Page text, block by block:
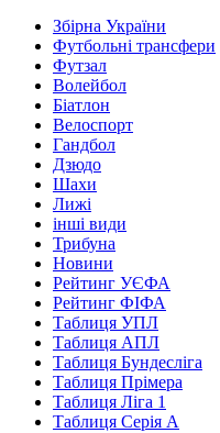
Збірна України
Футбольні трансфери
Футзал
Волейбол
Біатлон
Велоспорт
Гандбол
Дзюдо
Шахи
Лижі
інші види
Трибуна
Новини
Рейтинг УЄФА
Рейтинг ФІФА
Таблиця УПЛ
Таблиця АПЛ
Таблиця Бундесліга
Таблиця Прімера
Таблиця Ліга 1
Таблиця Серія А